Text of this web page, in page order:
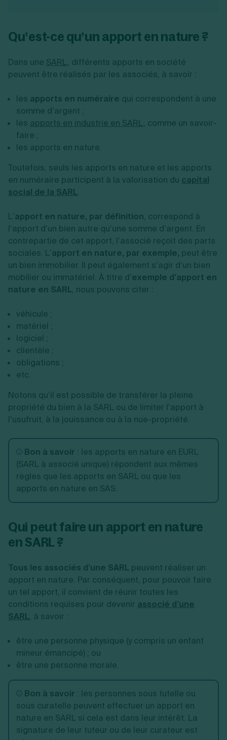
Qu’est-ce qu’un apport en nature ?
Dans une SARL, différents apports en société
peuvent être réalisés par les associés, à savoir :
les apports en numéraire qui correspondent à une
somme d’argent ;
les apports en industrie en SARL, comme un savoir-
faire ;
les apports en nature.
Toutefois, seuls les apports en nature et les apports
en numéraire participent à la valorisation du capital
social de la SARL.
L’apport en nature, par définition, correspond à
l’apport d’un bien autre qu’une somme d’argent. En
contrepartie de cet apport, l’associé reçoit des parts
sociales. L’apport en nature, par exemple, peut être
un bien immobilier. Il peut également s’agir d’un bien
mobilier ou immatériel. À titre d’exemple d’apport en
nature en SARL, nous pouvons citer :
véhicule ;
matériel ;
logiciel ;
clientèle ;
obligations ;
etc.
Notons qu’il est possible de transférer la pleine
propriété du bien à la SARL ou de limiter l’apport à
l’usufruit, à la jouissance ou à la nue-propriété.
Bon à savoir : les apports en nature en EURL
(SARL à associé unique) répondent aux mêmes
règles que les apports en SARL ou que les
apports en nature en SAS.
Qui peut faire un apport en nature
en SARL ?
Tous les associés d’une SARL peuvent réaliser un
apport en nature. Par conséquent, pour pouvoir faire
un tel apport, il convient de réunir toutes les
conditions requises pour devenir associé d’une
SARL, à savoir :
être une personne physique (y compris un enfant
mineur émancipé) ; ou
être une personne morale.
Bon à savoir : les personnes sous tutelle ou
sous curatelle peuvent effectuer un apport en
nature en SARL si cela est dans leur intérêt. La
signature de leur tuteur ou de leur curateur est